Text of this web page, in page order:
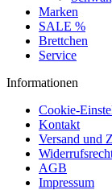
Marken
SALE %
Brettchen
Service
Informationen
Cookie-
Kontakt
Versand und
AGB
Impressum